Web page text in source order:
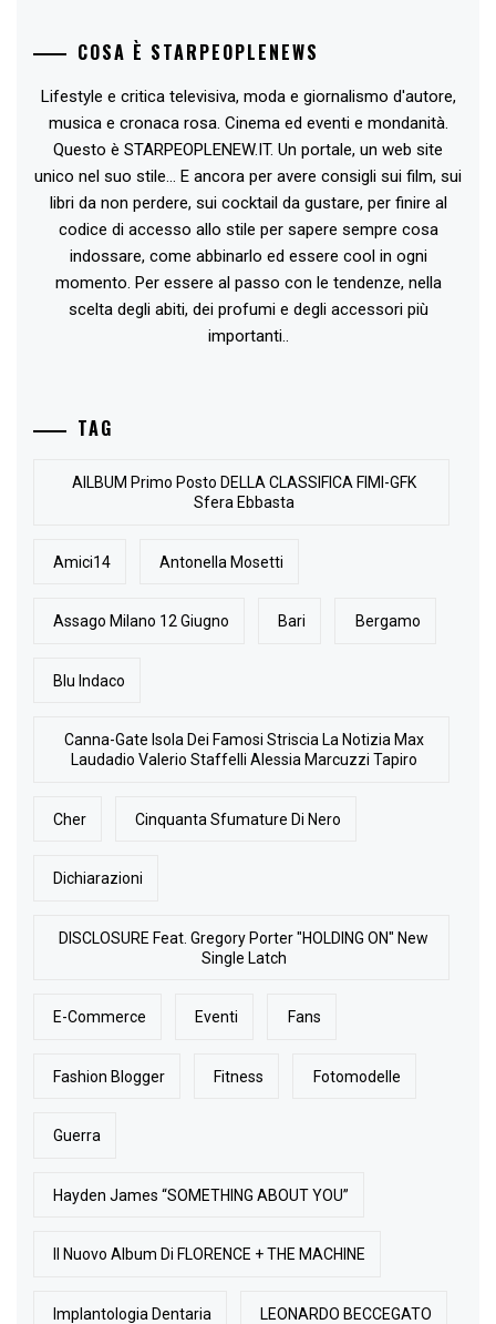
COSA È STARPEOPLENEWS
Lifestyle e critica televisiva, moda e giornalismo d'autore,
musica e cronaca rosa. Cinema ed eventi e mondanità.
Questo è STARPEOPLENEW.IT. Un portale, un web site
unico nel suo stile... E ancora per avere consigli sui film, sui
libri da non perdere, sui cocktail da gustare, per finire al
codice di accesso allo stile per sapere sempre cosa
indossare, come abbinarlo ed essere cool in ogni
momento. Per essere al passo con le tendenze, nella
scelta degli abiti, dei profumi e degli accessori più
importanti..
TAG
AlLBUM Primo Posto DELLA CLASSIFICA FIMI-GFK
Sfera Ebbasta
Amici14 Antonella Mosetti
Assago Milano 12 Giugno Bari Bergamo
Blu Indaco
Canna-Gate Isola Dei Famosi Striscia La Notizia Max
Laudadio Valerio Staffelli Alessia Marcuzzi Tapiro
Cher Cinquanta Sfumature Di Nero
Dichiarazioni
DISCLOSURE Feat. Gregory Porter "HOLDING ON" New
Single Latch
E-Commerce Eventi Fans
Fashion Blogger Fitness Fotomodelle
Guerra
Hayden James “SOMETHING ABOUT YOU”
Il Nuovo Album Di FLORENCE + THE MACHINE
Implantologia Dentaria LEONARDO BECCEGATO